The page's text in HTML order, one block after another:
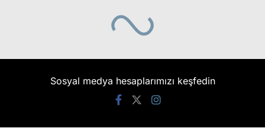
Sosyal medya hesaplarımızı keşfedin